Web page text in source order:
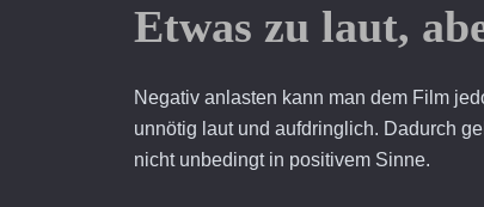
Etwas zu laut,
Negativ anlasten kann man dem Film
unnötig laut und aufdringlich. Dadurch
nicht unbedingt in positivem Sinne.